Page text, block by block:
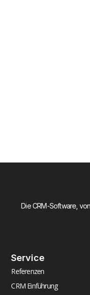
Die CRM-Software,
Service
Referenzen
CRM Einführung